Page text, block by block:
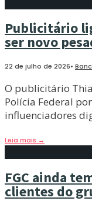
Publicitário
ser novo
22 de julho de 2026•
O publicitário
Polícia Federal
influenciadores
Leia mais →
FGC ainda
clientes do